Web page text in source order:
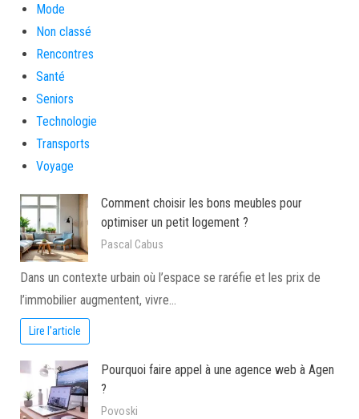
Mode
Non classé
Rencontres
Santé
Seniors
Technologie
Transports
Voyage
Comment choisir les bons meubles pour
optimiser un petit logement ?
Pascal Cabus
Dans un contexte urbain où l’espace se raréfie et les prix de
l’immobilier augmentent, vivre…
Lire l'article
Pourquoi faire appel à une agence web à Agen
?
Povoski